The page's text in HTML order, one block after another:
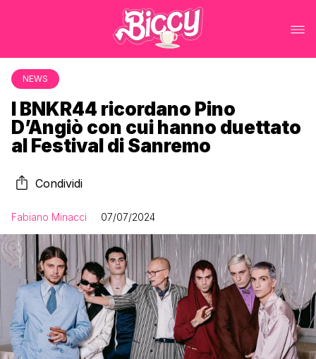
NEWS
I BNKR44 ricordano Pino
D’Angiò con cui hanno duettato
al Festival di Sanremo
Condividi
Fabiano Minacci 07/07/2024